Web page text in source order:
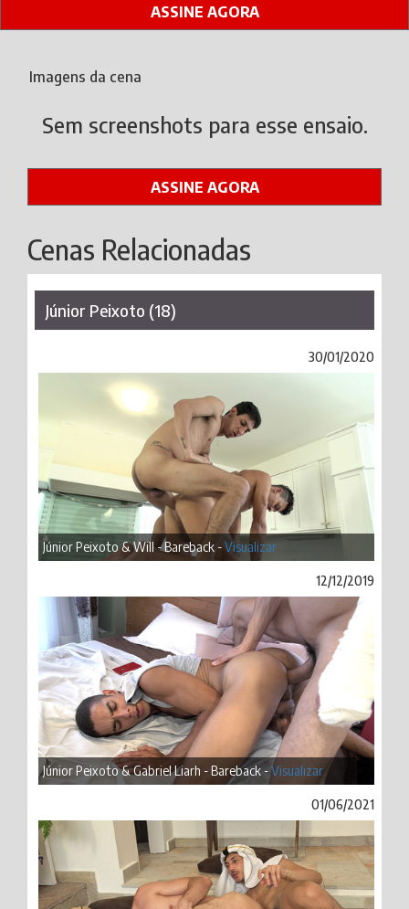
ASSINE AGORA
Imagens da cena
Sem screenshots para esse ensaio.
ASSINE AGORA
Cenas Relacionadas
Júnior Peixoto (18)
30/01/2020
Júnior Peixoto & Will - Bareback -Visualizar
12/12/2019
Júnior Peixoto & Gabriel Liarh - Bareback -Visualizar
01/06/2021